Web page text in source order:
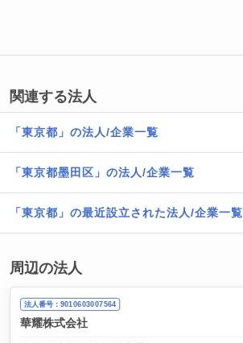
関連する法人
「東京都」の法人/企業一覧
「東京都墨田区」の法人/企業一覧
「東京都」の最近設立された法人/企業一覧
周辺の法人
法人番号：9010603007564
華耀株式会社